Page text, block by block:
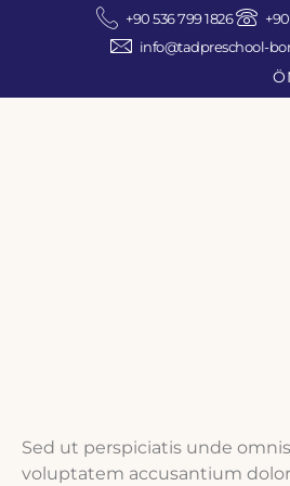
+90 536 799 1826
info@tadpreschool-
Sed ut perspiciatis unde
voluptatem accusantium